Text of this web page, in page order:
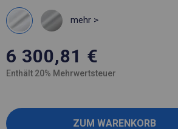
mehr >
6 300,81 €
Enthält 20% Mehrwertsteuer